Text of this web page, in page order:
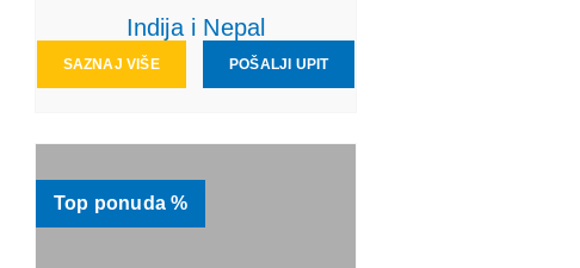
Indija i Nepal
SAZNAJ VIŠE POŠALJI UPIT
Top ponuda %